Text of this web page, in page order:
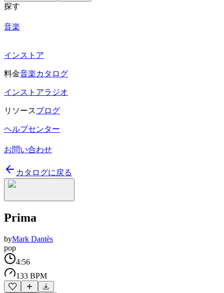
探す
音楽
インストア
料金音楽カタログ
インストアラジオ
リソースブログ
ヘルプセンター
お問い合わせ
カタログに戻る
Prima
byMark Dantès
pop
4:56
133 BPM